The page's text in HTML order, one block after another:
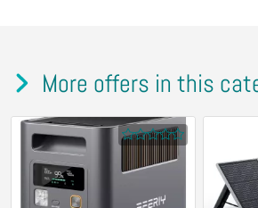
More offers in this